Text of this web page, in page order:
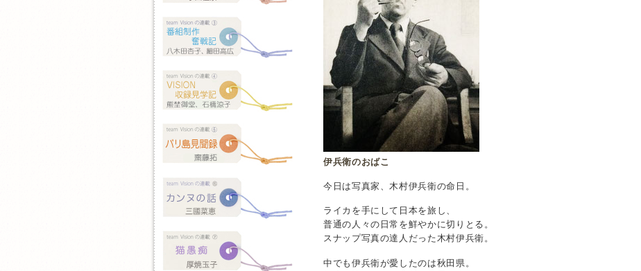
伊兵衛のおばこ
今日は写真家、木村伊兵衛の命日。
ライカを手にして日本を旅し、
普通の人々の日常を鮮やかに切りとる。
スナップ写真の達人だった木村伊兵衛。
中でも伊兵衛が愛したのは秋田県。